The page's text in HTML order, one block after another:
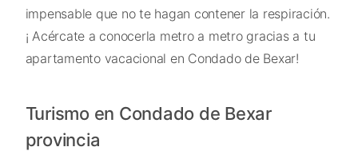
impensable que no te hagan contener la respiración.
¡ Acércate a conocerla metro a metro gracias a tu
apartamento vacacional en Condado de Bexar!
Turismo en Condado de Bexar
provincia